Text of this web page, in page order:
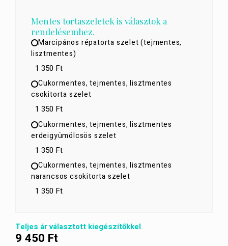
Mentes tortaszeletek is választok a
rendelésemhez.
Marcipános répatorta szelet (tejmentes,
lisztmentes)
1 350 Ft
Cukormentes, tejmentes, lisztmentes
csokitorta szelet
1 350 Ft
Cukormentes, tejmentes, lisztmentes
erdeigyümölcsös szelet
1 350 Ft
Cukormentes, tejmentes, lisztmentes
narancsos csokitorta szelet
1 350 Ft
Teljes ár választott kiegészítőkkel
9 450 Ft